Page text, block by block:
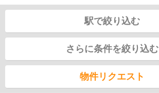
駅で絞り込む
さらに条件を絞り込む
物件リクエスト